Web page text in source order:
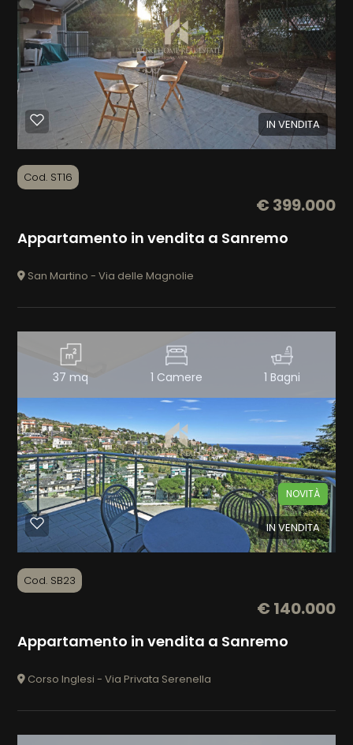
IN VENDITA
Cod. ST16
€ 399.000
Appartamento in vendita a Sanremo
San Martino - Via delle Magnolie
37 mq 1 Camere 1 Bagni
IN VENDITA
NOVITÀ
Cod. SB23
€ 140.000
Appartamento in vendita a Sanremo
Corso Inglesi - Via Privata Serenella